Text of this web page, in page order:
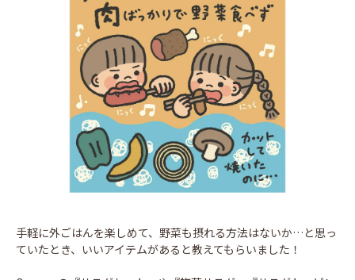
手軽に外ごはんを楽しめて、野菜も摂れる方法はないか…と思っ
ていたとき、いいアイテムがあると教えてもらいました！